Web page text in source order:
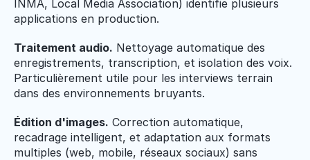
INMA, Local Media Association) identifie plusieurs
applications en production.
Traitement audio. Nettoyage automatique des
enregistrements, transcription, et isolation des voix.
Particulièrement utile pour les interviews terrain
dans des environnements bruyants.
Édition d'images. Correction automatique,
recadrage intelligent, et adaptation aux formats
multiples (web, mobile, réseaux sociaux) sans